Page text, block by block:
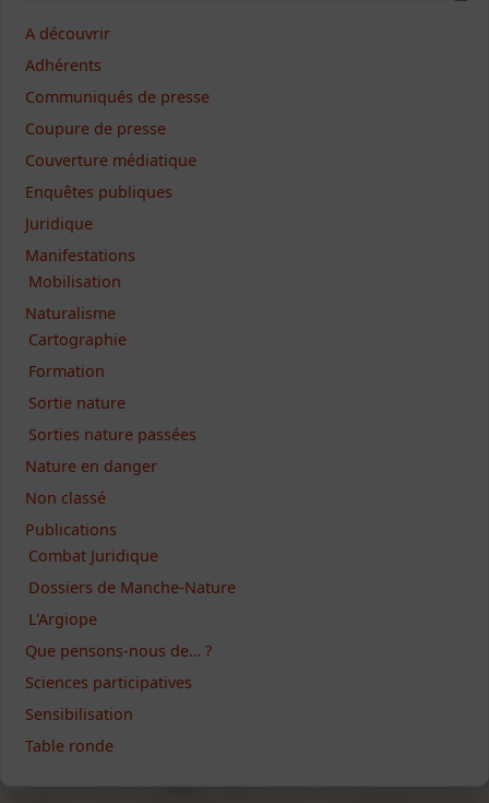
A découvrir
Adhérents
Communiqués de presse
Coupure de presse
Couverture médiatique
Enquêtes publiques
Juridique
Manifestations
Mobilisation
Naturalisme
Cartographie
Formation
Sortie nature
Sorties nature passées
Nature en danger
Non classé
Publications
Combat Juridique
Dossiers de Manche-Nature
L'Argiope
Que pensons-nous de… ?
Sciences participatives
Sensibilisation
Table ronde